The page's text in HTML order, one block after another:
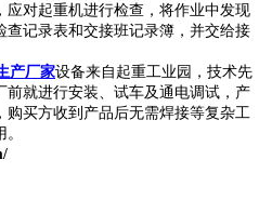
应对起重机进行检查，将作业中发现
查记录表和交接班记录簿，并交给接
产厂家设备来自起重工业园，技术先
前就进行安装、试车及通电调试，产
买方收到产品后无需焊接等复杂工